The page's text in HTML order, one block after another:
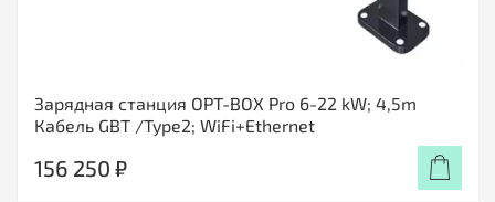
Зарядная станция OPT-BOX Pro 6-22 kW; 4,5m
Кабель GBT /Type2; WiFi+Ethernet
156 250 ₽